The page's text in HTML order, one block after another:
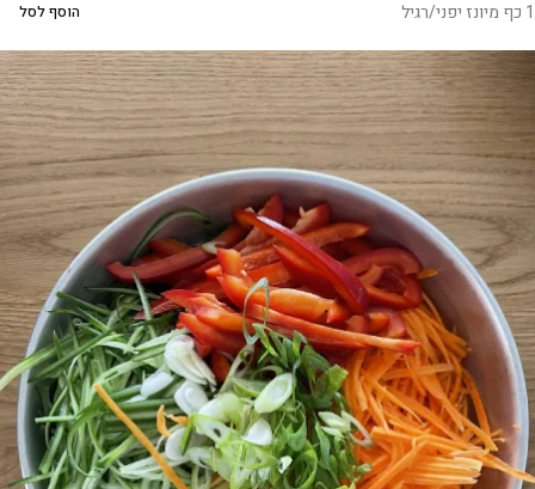
1 כף מיונז יפני/רגיל הוסף לסל